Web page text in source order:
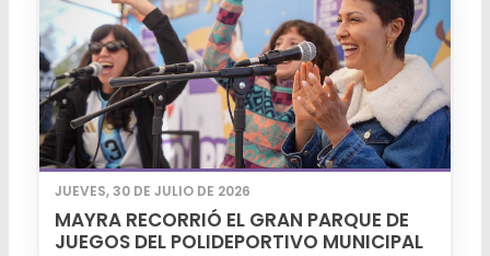
JUEVES, 30 DE JULIO DE 2026
MAYRA RECORRIÓ EL GRAN PARQUE DE
JUEGOS DEL POLIDEPORTIVO MUNICIPAL